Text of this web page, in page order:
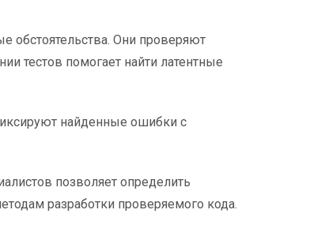
Они проверяют
тестов помогает найти латентные
найденные ошибки с
позволяет определить
разработки проверяемого кода.